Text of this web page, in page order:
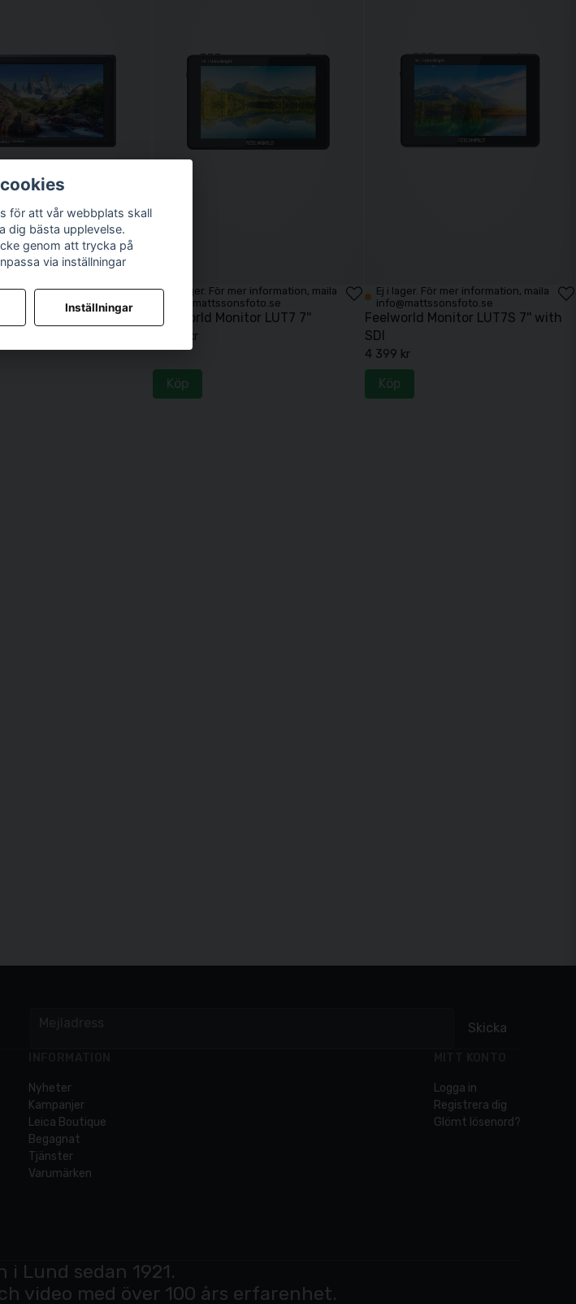
mer information, maila
Monitor FW279S 7"
Ej i lager. För mer information, maila
info@mattssonsfoto.se
Feelworld Monitor LUT7 7''
3 990 kr
Köp
Ej i lager. För mer information, maila
info@mattssonsfoto.se
Feelworld Monitor LUT7S 7'' with
SDI
4 399 kr
Köp
Skicka
Nyheter
Kampanjer
Leica Boutique
Begagnat
Tjänster
Varumärken
Logga in
Registrera dig
Glömt lösenord?
Lund sedan 1921.
video med över 100 års erfarenhet.
för att vår webbplats skall
dig bästa upplevelse.
genom att trycka på
via inställningar
Inställningar